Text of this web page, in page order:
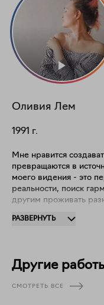
Оливия Лем
1991 г.
Мне нравится
превращаются в
моего видения - это
реальности, поиск
другим проживать
уголок, где можно
РАЗВЕРНУТЬ
Другие
СМОТРЕТЬ ВСЕ